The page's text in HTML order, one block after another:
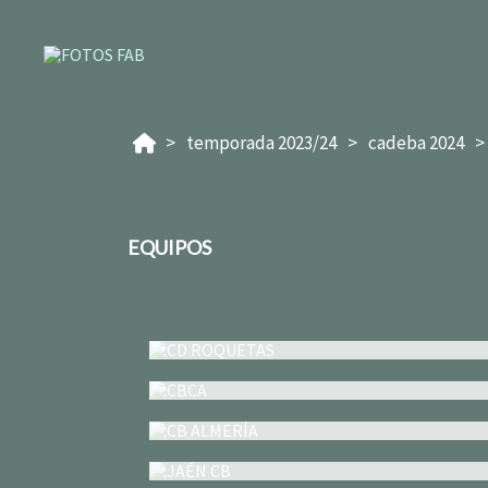
temporada 2023/24 cadeba 2024
EQUIPOS
CBCA
CB ALMERÍA
JAÉN CB